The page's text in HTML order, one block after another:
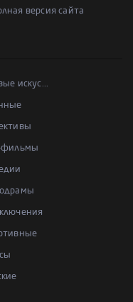
версия сайта
искус...
фильмы